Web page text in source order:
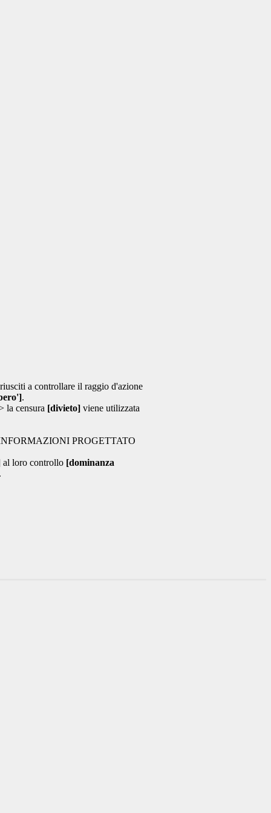
a controllare il raggio d'azione
.
la censura [divieto] viene utilizzata
PROGETTATO
al loro controllo [dominanza